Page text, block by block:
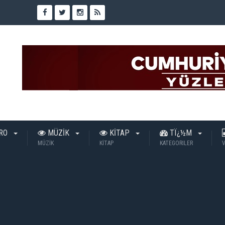
MÜZİK
MÜZİK
KİTAP
KİTAP
TÏ¿½M
KATEGORILER